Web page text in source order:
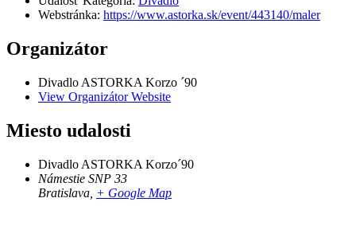
Webstránka: https://www.astorka.sk/event/443140/maler
Organizátor
Divadlo ASTORKA Korzo ´90
View Organizátor Website
Miesto udalosti
Divadlo ASTORKA Korzo´90
Námestie SNP 33
Bratislava + Google Map